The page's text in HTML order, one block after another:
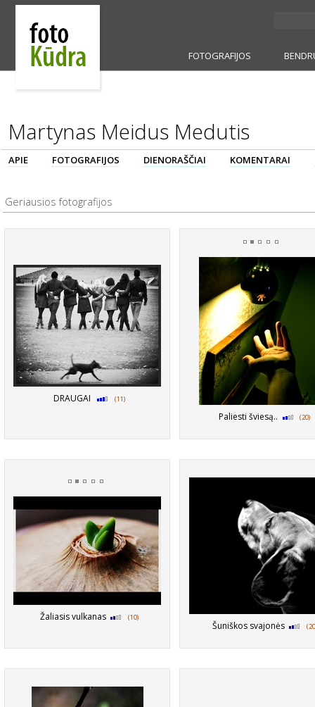
FOTOGRAFIJOS
Martynas Meidus Medutis
APIE FOTOGRAFIJOS DIENORAŠČIAI KOMENTARAI
Geriausios fotografijos
DRAUGAI (11)
Paliesti šviesą.. (20)
Žaliasis vulkanas (10)
Šuniškos svajonės